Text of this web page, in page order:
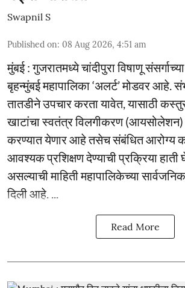
Swapnil S
Published on: 08 Aug 2026, 4:51 am
मुंबई : गुजरातमध्ये चांदीपुरा विषाणू संसर्गाच्या
बृहन्मुंबई महापालिका ‘अलर्ट’ मोडवर आहे.
तातडीने उपचार करता यावेत, यासाठी
खाटांचा स्वतंत्र विलगीकरण (आयसोलेशन)
करण्यात येणार आहे तसेच संबंधित आरोग्य
आवश्यक प्रशिक्षण देण्याची प्रक्रिया हाती
असल्याची माहिती महापालिकेच्या
दिली आहे. ...
Read More